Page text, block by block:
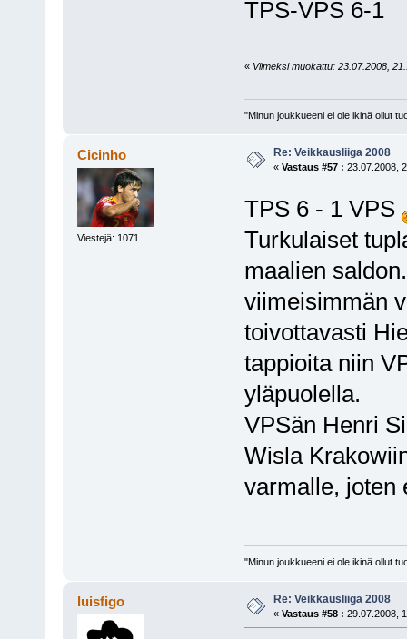
TPS-VPS 6-1
« Viimeksi muokattu: 23.07.2008,
"Minun joukkueeni ei ole ikinä ollut
Cicinho
Viestejä: 1071
Re: Veikkausliiga 2008
« Vastaus #57 : 23.07.2008,
TPS 6 - 1 VPS
Turkulaiset
maalien
viimeisimmän
toivottavasti
tappioita niin
yläpuolella.
VPSän Henri
Wisla
varmalle, joten
"Minun joukkueeni ei ole ikinä ollut
luisfigo Re: Veikkausliiga 2008
« Vastaus #58 : 29.07.2008,